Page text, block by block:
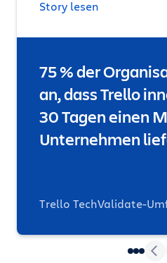
Story lesen
75 % der
an, dass Trello
30 Tagen einen
Unternehmen
Trello TechValidate-